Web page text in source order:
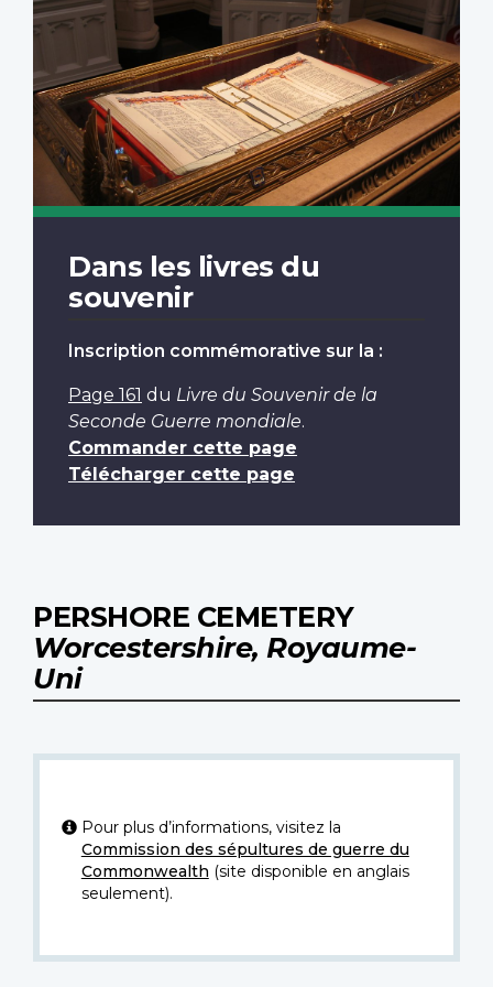
Dans les livres du
souvenir
Inscription commémorative sur la :
Page 161 du Livre du Souvenir de la
Seconde Guerre mondiale.
Commander cette page
Télécharger cette page
PERSHORE CEMETERY
Worcestershire, Royaume-
Uni
Pour plus d’informations, visitez la
Commission des sépultures de guerre du
Commonwealth (site disponible en anglais
seulement).